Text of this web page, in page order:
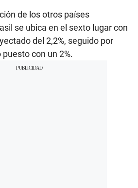
de los otros países
se ubica en el sexto lugar con
del 2,2%, seguido por
con un 2%.